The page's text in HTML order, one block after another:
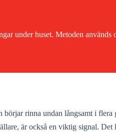
under huset. Metoden
rinna undan långsamt i
är också en viktig signal.